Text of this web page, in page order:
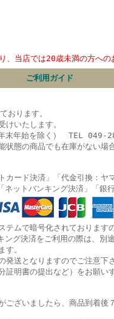
、当店では20歳未満の方への
ご利用ガイド
おります。
けいたします。
末年始を除く） TEL 049-
態の商品でも在庫がない場
カード決済」「代金引換：ヤ
ネットバンキング決済」 「銀
ムで暗号化されております
グ決済をご利用の際は、別
す。
送となりますのでご注意下さ
明書の提出など）をお願い
ざいましたら、商品到着後